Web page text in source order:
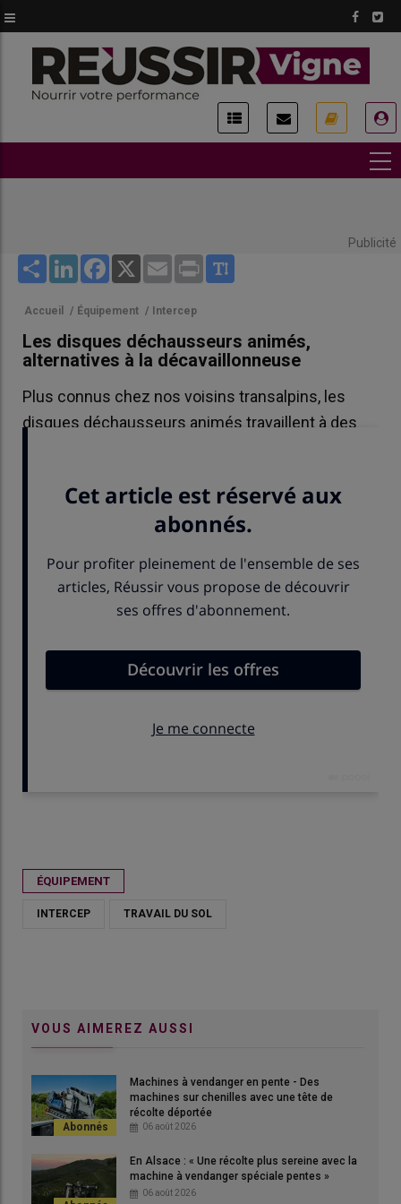
au
contenu
principal
Publicité
Share LinkedInFacebook
X Email Print
Accueil / Équipement / Intercep
Les disques déchausseurs animés,
alternatives à la décavaillonneuse
Plus connus chez nos voisins transalpins, les
disques déchausseurs animés travaillent à des
Les disques déchausseurs interceps animés hydrauliquement
© Orizzonti
ÉQUIPEMENT
INTERCEP TRAVAIL DU SOL
VOUS AIMEREZ AUSSI
Machines à vendanger en pente - Des
machines sur chenilles avec une tête de
récolte déportée
06 août 2026
En Alsace : « Une récolte plus sereine avec la
machine à vendanger spéciale pentes »
06 août 2026